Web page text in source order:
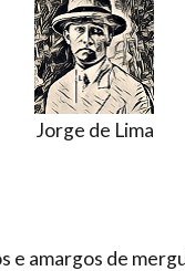
Jorge de Lima
e amargos de